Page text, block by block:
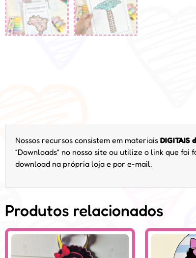
Nossos recursos consistem em materiais DIGITAIS
“Downloads” no nosso site ou utilize o link que
download na própria loja e por e-mail.
Produtos relacionados